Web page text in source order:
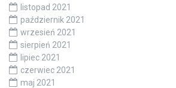
listopad 2021
październik 2021
wrzesień 2021
sierpień 2021
lipiec 2021
czerwiec 2021
maj 2021